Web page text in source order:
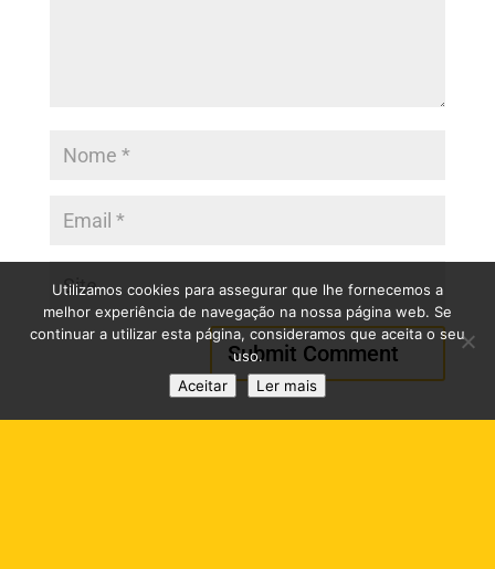
Utilizamos cookies para assegurar que lhe fornecemos a
melhor experiência de navegação na nossa página web. Se
continuar a utilizar esta página, consideramos que aceita o seu
uso.
Aceitar
Ler mais